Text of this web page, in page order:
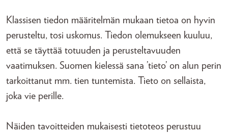
Klassisen tiedon määritelmän mukaan tietoa on hyvin
perusteltu, tosi uskomus. Tiedon olemukseen kuuluu,
että se täyttää totuuden ja perusteltavuuden
vaatimuksen. Suomen kielessä sana ’tieto’ on alun perin
tarkoittanut mm. tien tuntemista. Tieto on sellaista,
joka vie perille.
Näiden tavoitteiden mukaisesti tietoteos perustuu